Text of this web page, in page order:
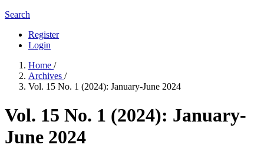
Search
Register
Login
Home /
Archives /
Vol. 15 No. 1 (2024): January-June 2024
Vol. 15 No. 1 (2024): January-
June 2024